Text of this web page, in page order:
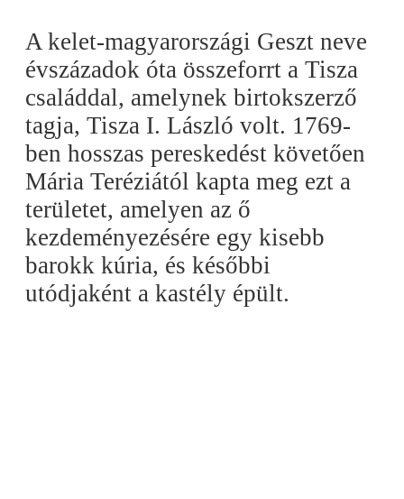
A kelet-magyarországi Geszt neve
évszázadok óta összeforrt a Tisza
családdal, amelynek birtokszerző
tagja, Tisza I. László volt. 1769-
ben hosszas pereskedést követően
Mária Teréziától kapta meg ezt a
területet, amelyen az ő
kezdeményezésére egy kisebb
barokk kúria, és későbbi
utódjaként a kastély épült.